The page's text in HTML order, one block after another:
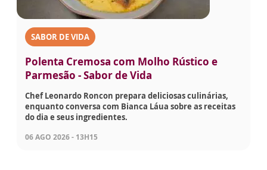
SABOR DE VIDA
Polenta Cremosa com Molho Rústico e
Parmesão - Sabor de Vida
Chef Leonardo Roncon prepara deliciosas culinárias,
enquanto conversa com Bianca Láua sobre as receitas
do dia e seus ingredientes.
06 AGO 2026 - 13H15